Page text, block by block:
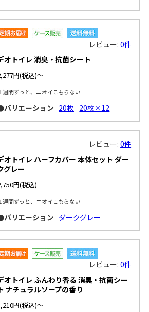
レビュー:0件
オトイレ 消臭・抗菌シート
円(税込)～
週間ずっと、ニオイこもらない
リエーション 20枚 20枚×12
レビュー:0件
オトイレ ハーフカバー 本体セット ダー
グレー
円(税込)
週間ずっと、ニオイこもらない
リエーション ダークグレー
レビュー:0件
オトイレ ふんわり香る 消臭・抗菌シー
ナチュラルソープの香り
円(税込)～